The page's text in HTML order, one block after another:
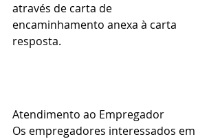
através de carta de
encaminhamento anexa à carta
resposta.
Atendimento ao Empregador
Os empregadores interessados em